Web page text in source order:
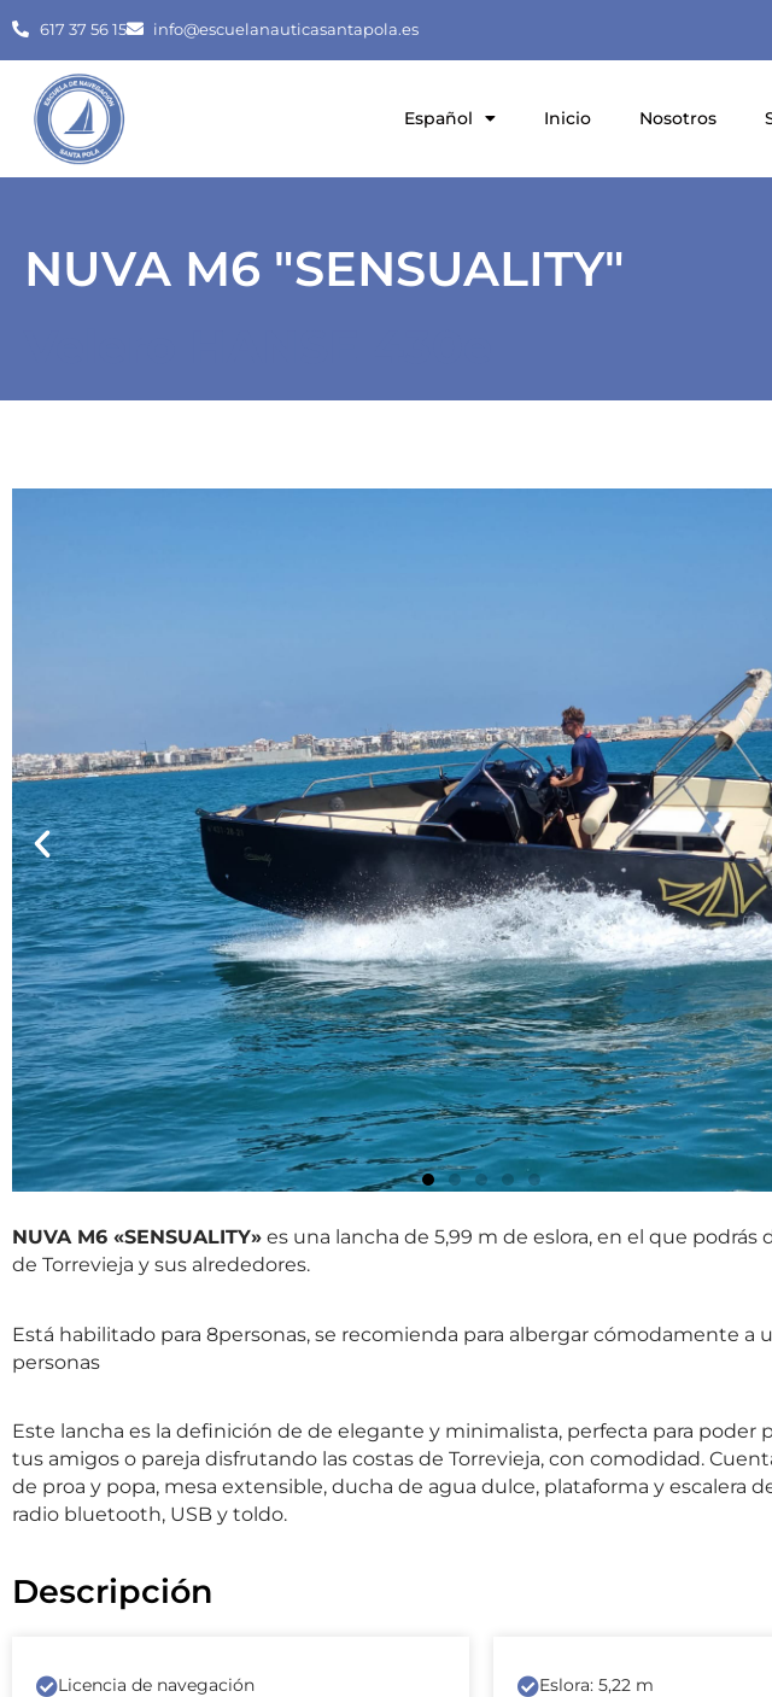
617 37 56 15 info@escuelanauticasantapola.es
Español Inicio Nosotros
NUVA M6 "SENSUALITY"
NUVA M6 «SENSUALITY» es una lancha de 5,99 m de eslora, en el que podrás
de Torrevieja y sus alrededores.
Está habilitado para 8personas, se recomienda para albergar cómodamente a
personas
Este lancha es la definición de de elegante y minimalista, perfecta para poder
tus amigos o pareja disfrutando las costas de Torrevieja, con comodidad.
de proa y popa, mesa extensible, ducha de agua dulce, plataforma y escalera
radio bluetooth, USB y toldo.
Descripción
Licencia de navegación Eslora: 5,22 m